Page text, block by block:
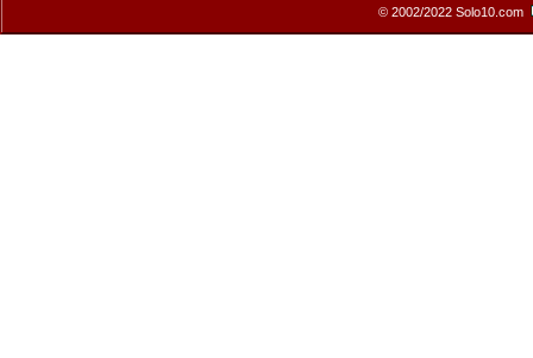
© 2002/2022 Solo10.com